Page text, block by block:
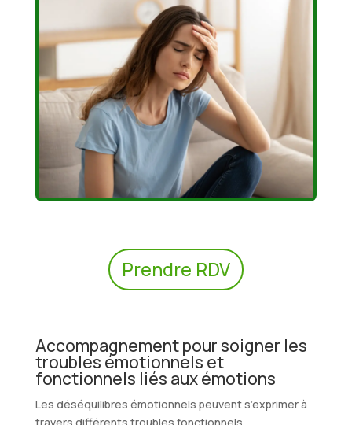
Prendre RDV
Accompagnement pour soigner les
troubles émotionnels et
fonctionnels liés aux émotions
Les déséquilibres émotionnels peuvent s’exprimer à